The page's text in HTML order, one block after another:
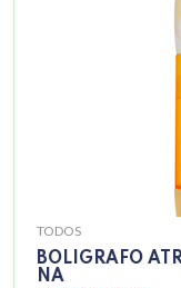
TODOS
BOLIGRAFO
NA